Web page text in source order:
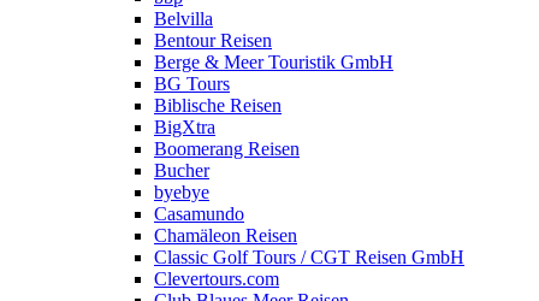
Belvilla
Bentour Reisen
Berge & Meer Touristik GmbH
BG Tours
Biblische Reisen
BigXtra
Boomerang Reisen
Bucher
byebye
Casamundo
Chamäleon Reisen
Classic Golf Tours / CGT Reisen GmbH
Clevertours.com